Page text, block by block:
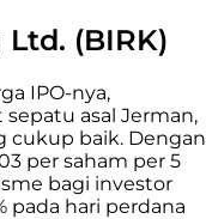
(BIRK)
IPO-nya,
asal Jerman,
cukup baik. Dengan
per saham per 5
bagi investor
pada hari perdana